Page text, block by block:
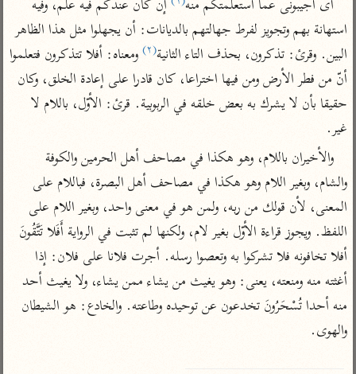
Type 1 or more
characters for results.
أمّهات
تفسير الطبري
تفسير ابن كثير
تفسير القرطبي
جمع الأقوال
تفسير ابن الجوزي
تفسير الماوردي
منتقاة
تفسير ابن القيم
تفسير ابن تيمية
عامّة
فتح البيان للقنوجي
فتح القدير للشوكاني
تفسير ابن جزي
موسوعات
تفسير الآلوسي
تفسير الرازي
أخرى
أضواء البيان
نظم الدرر للبقاعي
معاصرة
الميسر
المختصر في
التفسير
تفسير السعدي
القرآن – تدبر وعمل
تفسير ابن عثيمين
مركَّزة العبارة
تفسير الجلالين
جامع البيان للإيجي
أى أجيبونى عما استعلمتكم منه
استهانة بهم وتجويز لفرط جهالتهم بالديانات: أن يجهلوا مثل هذا الظاهر
البين. وقرئ: تذكرون، بحذف التاء الثانية(٢)
غير.
والهوى.